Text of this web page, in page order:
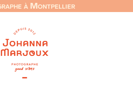
à Montpellier